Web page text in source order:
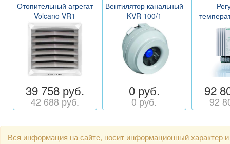
Отопительный агрегат
Volcano VR1
39 758 руб.
42 688 руб.
Вентилятор канальный
KVR 100/1
0 руб.
0 руб.
92
92
Вся информация на сайте, носит информационный